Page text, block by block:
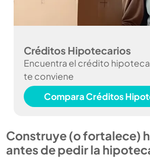
Créditos Hipotecarios
Encuentra el crédito
te conviene
Compara Créditos
Construye (o fortalece)
antes de pedir la